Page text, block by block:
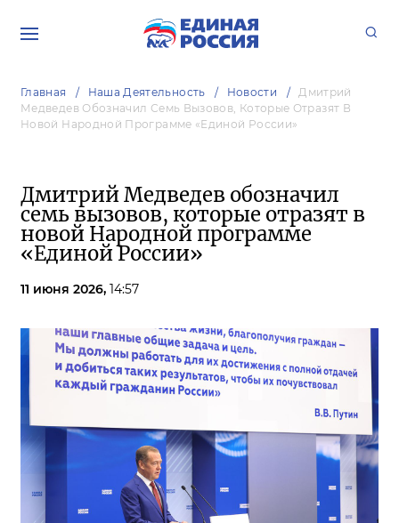
Главная Наша Деятельность Новости
Дмитрий
Медведев Обозначил Семь Вызовов, Которые Отразят В
Новой Народной Программе «Единой России»
Дмитрий Медведев обозначил
семь вызовов, которые отразят в
новой Народной программе
«Единой России»
11 июня 2026, 14:57